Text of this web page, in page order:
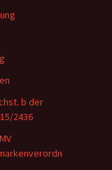
b der
2436